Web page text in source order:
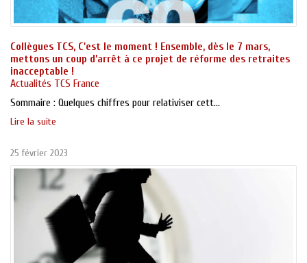
Collègues TCS, C'est le moment ! Ensemble, dès le 7 mars,
mettons un coup d’arrêt à ce projet de réforme des retraites
inacceptable !
Actualités TCS France
Sommaire : Quelques chiffres pour relativiser cett...
Lire la suite
25 février 2023